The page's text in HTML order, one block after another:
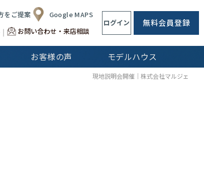
をご提案
Google MAPS
お問い合わせ・来店相談
ログイン 無料会員登録
CLip[s]
お客様の声 モデルハウス
現地説明会開催｜株式会社マルジェ